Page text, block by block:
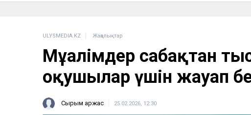
ULYSMEDIA.KZ Жаңалықтар
Мұғалімдер сабақтан
оқушылар үшін жауап
Сырым Қаржас 25.02.2026, 12:30